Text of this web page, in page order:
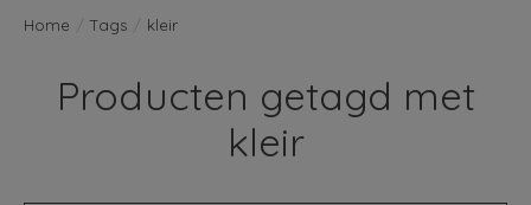
Home Tags kleir
Producten getagd met
kleir